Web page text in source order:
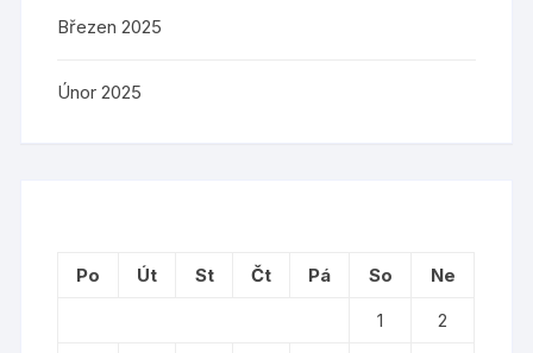
Březen 2025
Únor 2025
Po Út St Čt Pá So
Ne
1
2